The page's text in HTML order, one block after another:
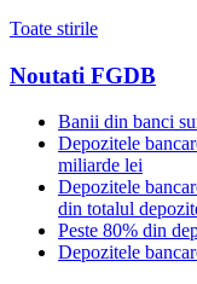
Toate stirile
Noutati FGDB
Banii din banci
Depozitele
miliarde lei
Depozitele
din totalul
Peste 80% din
Depozitele